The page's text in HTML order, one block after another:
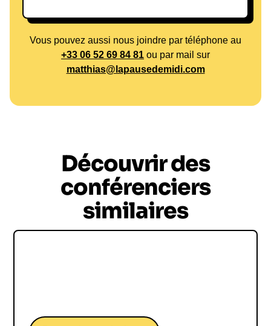
Vous pouvez aussi nous joindre par téléphone au
+33 06 52 69 84 81 ou par mail sur
matthias@lapausedemidi.com
Découvrir des
conférenciers
similaires